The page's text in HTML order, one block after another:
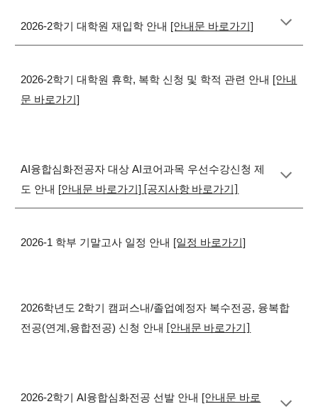
2026-2학기 대학원 재입학 안내 [안내문 바로가기]
2026-2학기 대학원 휴학, 복학 신청 및 학적 관련 안내 [안내
문 바로가기]
AI융합심화전공자 대상 AI코어과목 우선수강신청 제
도 안내 [안내문 바로가기] [공지사항 바로가기]
2026-1 학부 기말고사 일정 안내 [일정 바로가기]
2026학년도 2학기 캠퍼스내/졸업예정자 복수전공, 융복합
전공(연계,융합전공) 신청 안내 [안내문 바로가기]
2026-2학기 AI융합심화전공 선발 안내 [안내문 바로